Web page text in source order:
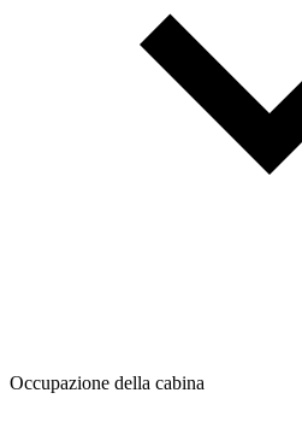
Occupazione della cabina